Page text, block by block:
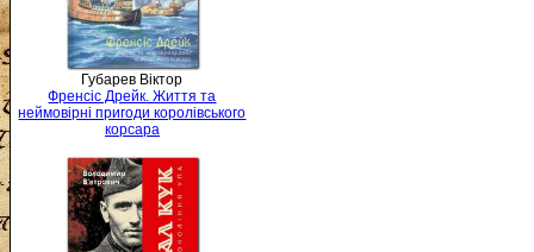
Губарев Віктор
Френсіс Дрейк. Життя та
неймовірні пригоди королівського
корсара